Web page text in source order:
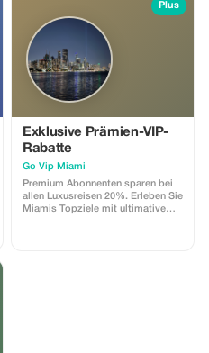
Plus
Exklusive Prämien-VIP-
Rabatte
Go Vip Miami
Premium Abonnenten sparen bei
allen Luxusreisen 20%. Erleben Sie
Miamis Topziele mit ultimativem